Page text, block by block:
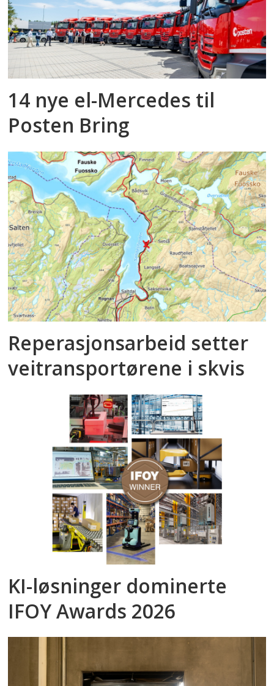
14 nye el-Mercedes til
Posten Bring
Reperasjonsarbeid setter
veitransportørene i skvis
KI-løsninger dominerte
IFOY Awards 2026